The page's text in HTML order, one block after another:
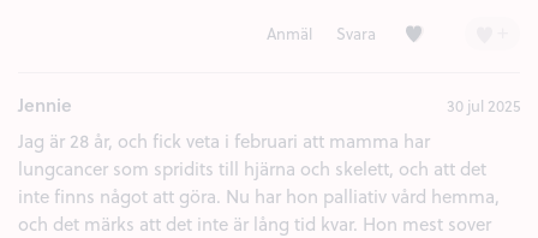
Anmäl Svara Kärlek (2)
Jennie 30 jul 2025
Jag är 28 år, och fick veta i februari att mamma har
lungcancer som spridits till hjärna och skelett, och att det
inte finns något att göra. Nu har hon palliativ vård hemma,
och det märks att det inte är lång tid kvar. Hon mest sover